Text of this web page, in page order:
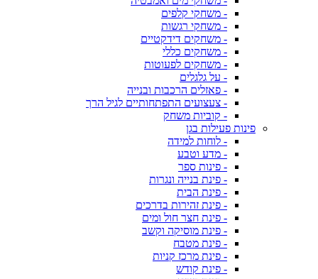
- משחקי קלפים
- משחקי רגשות
- משחקים דידקטיים
- משחקים כללי
- משחקים לפעוטות
- על גלגלים
- פאזלים הרכבות ובנייה
- צעצועים התפתחותיים לגיל הרך
- קוביות משחק
פינות פעילות בגן
- לוחות למידה
- מדע וטבע
- פינות ספר
- פינת בנייה ונגרות
- פינת הבית
- פינת זהירות בדרכים
- פינת חצר חול ומים
- פינת מוסיקה וקשב
- פינת מטבח
- פינת מרכז קניות
- פינת קודש